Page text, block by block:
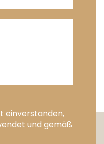
einverstanden,
und gemäß